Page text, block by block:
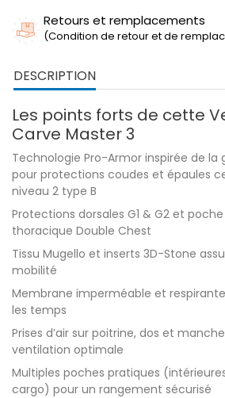
Retours et remplacements
(Condition de retour et de
DESCRIPTION
Les points forts de cette
Carve Master 3
Technologie Pro-Armor inspirée de
pour protections coudes et épaules
niveau 2 type B
Protections dorsales G1 & G2 et
thoracique Double Chest
Tissu Mugello et inserts 3D-Stone
mobilité
Membrane imperméable et
les temps
Prises d’air sur poitrine, dos et
ventilation optimale
Multiples poches pratiques
cargo) pour un rangement sécurisé